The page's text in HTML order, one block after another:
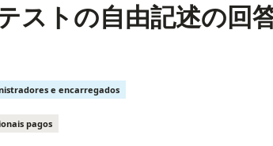
ストの自由記述の回
e encarregados
pagos